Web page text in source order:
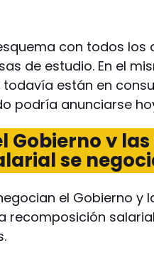
con todos los
de estudio. En el
todavía están en
podría anunciarse
Gobierno y
se
el Gobierno y
recomposición